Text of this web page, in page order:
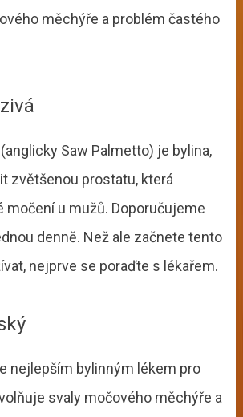
měchýře a problém častého
Saw Palmetto) je bylina,
zvětšenou prostatu, která
močení u mužů. Doporučujeme
denně. Než ale začnete tento
nejprve se poraďte s lékařem.
nejlepším bylinným lékem pro
svaly močového měchýře a